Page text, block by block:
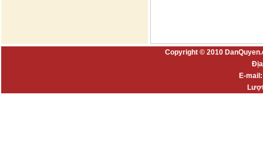
Copyright © 2010
E-